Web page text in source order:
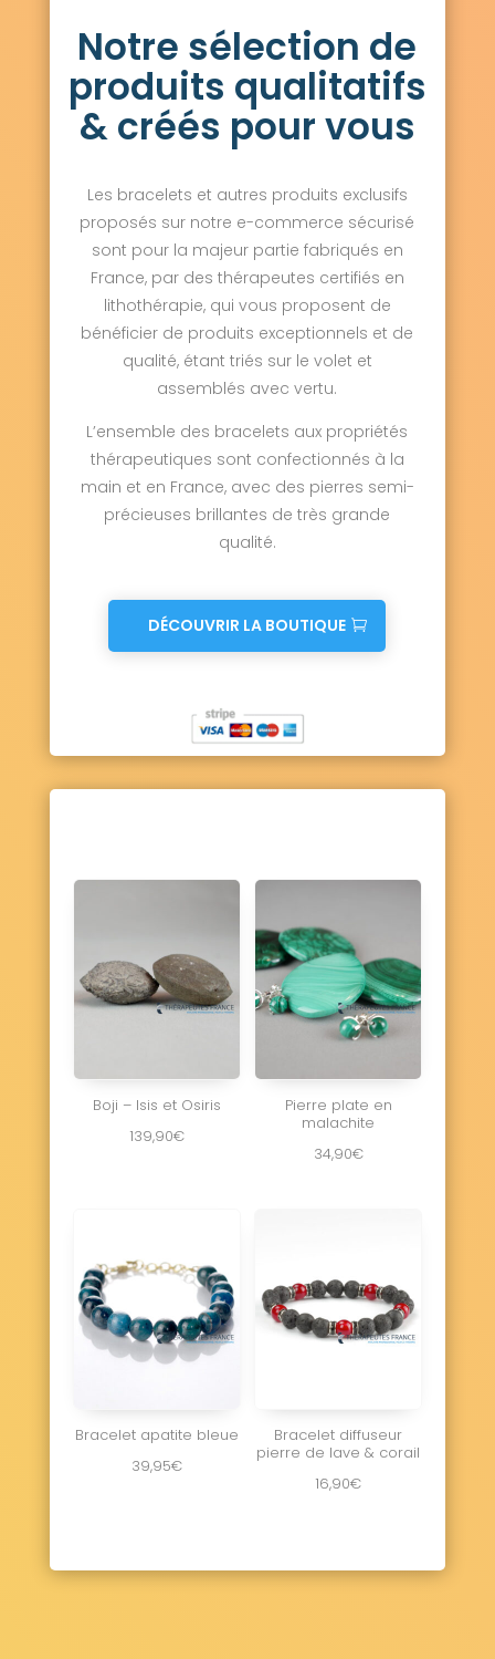
Notre sélection de
produits qualitatifs
& créés pour vous
Les bracelets et autres produits exclusifs
proposés sur notre e-commerce sécurisé
sont pour la majeur partie fabriqués en
France, par des thérapeutes certifiés en
lithothérapie, qui vous proposent de
bénéficier de produits exceptionnels et de
qualité, étant triés sur le volet et
assemblés avec vertu.
L’ensemble des bracelets aux propriétés
thérapeutiques sont confectionnés à la
main et en France, avec des pierres semi-
précieuses brillantes de très grande
qualité.
DÉCOUVRIR LA BOUTIQUE
Boji – Isis et Osiris
139,90€
Pierre plate en
malachite
34,90€
Bracelet apatite bleue
39,95€
Bracelet diffuseur
pierre de lave & corail
16,90€